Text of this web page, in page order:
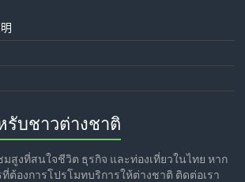
บชาวต่างชาติ
มสูงที่สนใจชีวิต ธุรกิจ และท่องเที่ยวในไทย หาก
ต้องการโปรโมทบริการให้ต่างชาติ ติดต่อเรา